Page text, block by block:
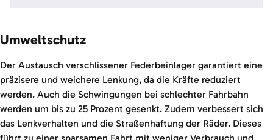
Umweltschutz
Der Austausch verschlissener Federbeinlager garantiert eine
präzisere und weichere Lenkung, da die Kräfte reduziert
werden. Auch die Schwingungen bei schlechter Fahrbahn
werden um bis zu 25 Prozent gesenkt. Zudem verbessert sich
das Lenkverhalten und die Straßenhaftung der Räder. Dieses